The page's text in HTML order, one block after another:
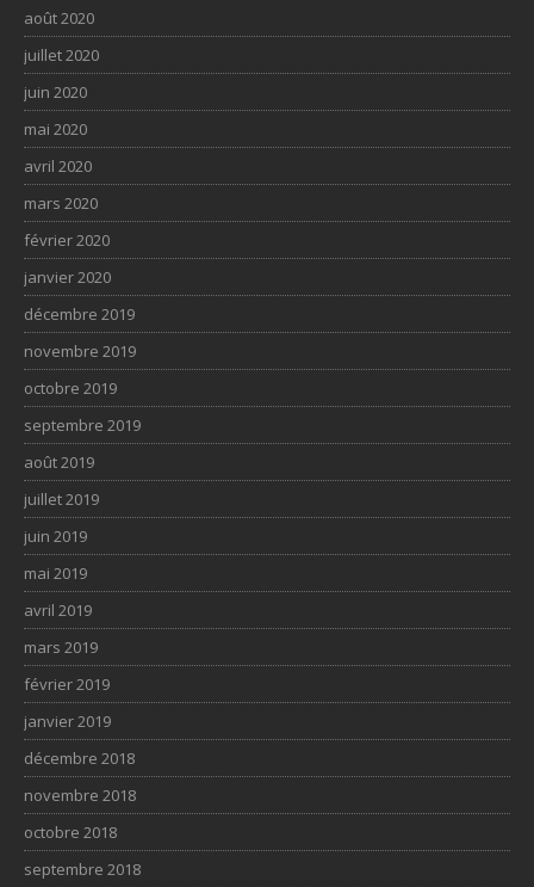
août 2020
juillet 2020
juin 2020
mai 2020
avril 2020
mars 2020
février 2020
janvier 2020
décembre 2019
novembre 2019
octobre 2019
septembre 2019
août 2019
juillet 2019
juin 2019
mai 2019
avril 2019
mars 2019
février 2019
janvier 2019
décembre 2018
novembre 2018
octobre 2018
septembre 2018